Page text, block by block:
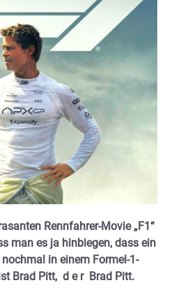
Rennfahrer-Movie „F1“
man es ja hinbiegen, dass ein
in einem Formel-1-
Brad Pitt, d e r Brad Pitt.